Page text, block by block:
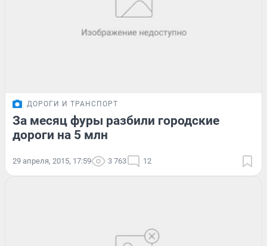
ДОРОГИ И ТРАНСПОРТ
За месяц фуры разбили городские
дороги на 5 млн
29 апреля, 2015, 17:59 3 763 12